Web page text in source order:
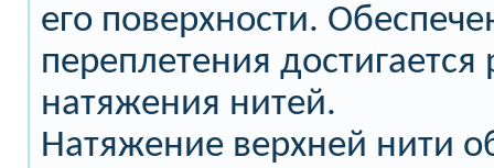
его поверхности.
переплетения достигается
натяжения нитей.
Натяжение верхней нити